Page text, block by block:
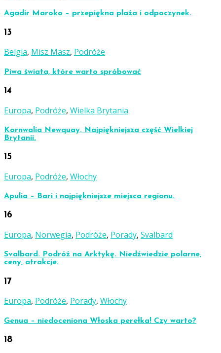
Agadir Maroko – przepiękna plaża i odpoczynek.
13
Belgia, Misz Masz, Podróże
Piwa świata, które warto spróbować
14
Europa, Podróże, Wielka Brytania
Kornwalia Newquay. Najpiękniejsza część Wielkiej
Brytanii.
15
Europa, Podróże, Włochy
Apulia – Bari i najpiękniejsze miejsca regionu.
16
Europa, Norwegia, Podróże, Porady, Svalbard
Svalbard. Podróż na Arktykę. Niedźwiedzie polarne,
ceny, atrakcje.
17
Europa, Podróże, Porady, Włochy
Genua – niedoceniona Włoska perełka! Czy warto?
18